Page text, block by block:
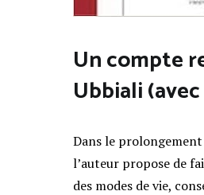
Un compte
Ubbiali
Dans le
l’auteur propose de
des modes de vie,